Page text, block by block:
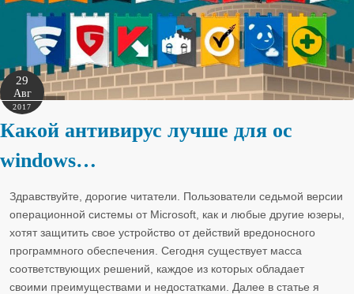
29
Авг
2017
Какой антивирус лучше для ос
windows…
Здравствуйте, дорогие читатели. Пользователи седьмой версии
операционной системы от Microsoft, как и любые другие юзеры,
хотят защитить свое устройство от действий вредоносного
программного обеспечения. Сегодня существует масса
соответствующих решений, каждое из которых обладает
своими преимуществами и недостатками. Далее в статье я